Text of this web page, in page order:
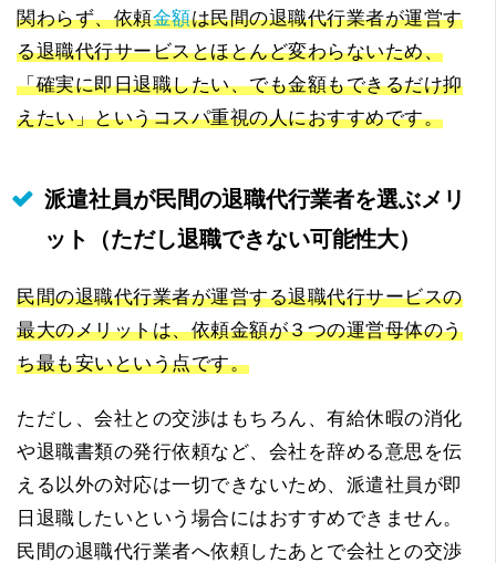
関わらず、依頼金額は民間の退職代行業者が運営す
る退職代行サービスとほとんど変わらないため、
「確実に即日退職したい、でも金額もできるだけ抑
えたい」というコスパ重視の人におすすめです。
派遣社員が民間の退職代行業者を選ぶメリ
ット（ただし退職できない可能性大）
民間の退職代行業者が運営する退職代行サービスの
最大のメリットは、依頼金額が３つの運営母体のう
ち最も安いという点です。
ただし、会社との交渉はもちろん、有給休暇の消化
や退職書類の発行依頼など、会社を辞める意思を伝
える以外の対応は一切できないため、派遣社員が即
日退職したいという場合にはおすすめできません。
民間の退職代行業者へ依頼したあとで会社との交渉